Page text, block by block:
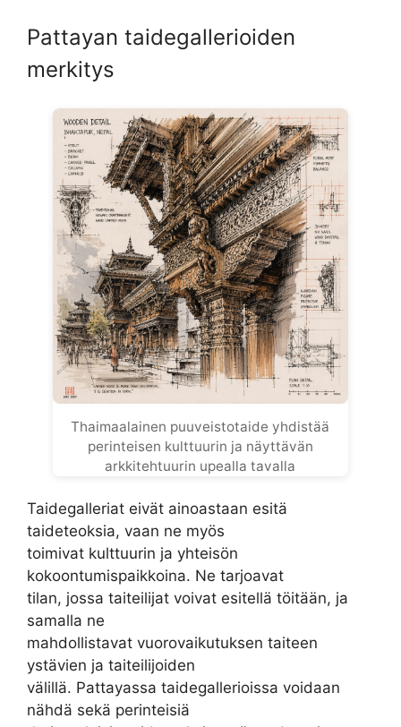
Pattayan taidegallerioiden
merkitys
Thaimaalainen puuveistotaide yhdistää
perinteisen kulttuurin ja näyttävän
arkkitehtuurin upealla tavalla
Taidegalleriat eivät ainoastaan esitä
taideteoksia, vaan ne myös
toimivat kulttuurin ja yhteisön
kokoontumispaikkoina. Ne tarjoavat
tilan, jossa taiteilijat voivat esitellä töitään, ja
samalla ne
mahdollistavat vuorovaikutuksen taiteen
ystävien ja taiteilijoiden
välillä. Pattayassa taidegallerioissa voidaan
nähdä sekä perinteisiä